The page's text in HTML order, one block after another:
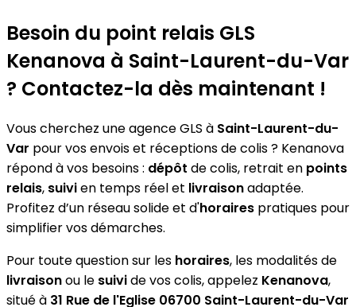
+
−
Besoin du point relais GLS
Kenanova à Saint-Laurent-du-Var
? Contactez-la dès maintenant !
Vous cherchez une agence GLS à Saint-Laurent-du-
Var pour vos envois et réceptions de colis ? Kenanova
répond à vos besoins : dépôt de colis, retrait en points
relais, suivien temps réel et livraisonadaptée.
Profitez d’un réseau solide et d'horaires pratiques pour
simplifier vos démarches.
Pour toute question sur les horaires, les modalités de
livraisonou le suivide vos colis, appelez Kenanova,
situé à 31 Rue de l'Eglise 06700 Saint-Laurent-du-Var